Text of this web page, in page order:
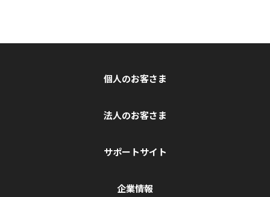
個人のお客さま
法人のお客さま
サポートサイト
企業情報